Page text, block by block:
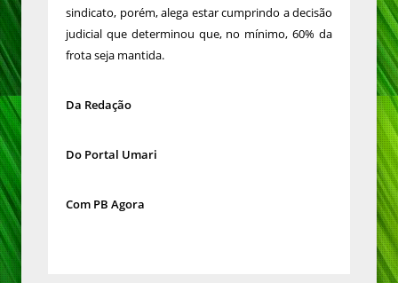
sindicato, porém, alega estar cumprindo a decisão
judicial que determinou que, no mínimo, 60% da
frota seja mantida.
Da Redação
Do Portal Umari
Com PB Agora